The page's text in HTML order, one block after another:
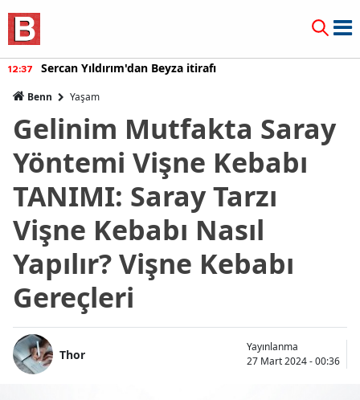
12:20 Burcu Özberk geri döndü!
Benn Yaşam
Gelinim Mutfakta Saray
Yöntemi Vişne Kebabı
TANIMI: Saray Tarzı
Vişne Kebabı Nasıl
Yapılır? Vişne Kebabı
Gereçleri
Thor
Yayınlanma
27 Mart 2024 - 00:36